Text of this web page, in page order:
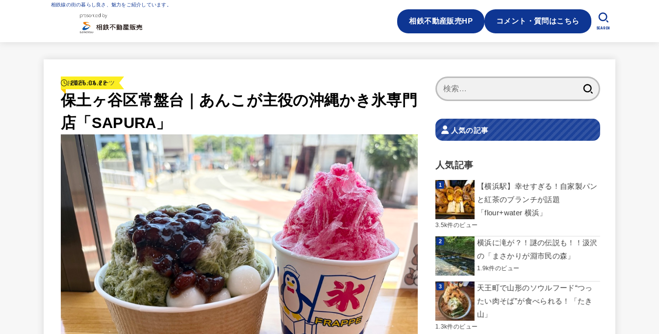
相鉄線の街の暮らし良さ、魅力をご紹介しています。
相鉄不動産販売HP コメント・質問はこちら
SEARCH
お菓子・スイーツ
2026.06.22
保土ヶ谷区常盤台｜あんこが主役の沖縄かき氷専門
店「SAPURA」
人気の記事
人気記事
【横浜駅】幸せすぎる！自家製パン
と紅茶のブランチが話題
「flour+water 横浜」
3.5k件のビュー
横浜に滝が？！謎の伝説も！！汲沢
の「まさかりが淵市民の森」
1.9k件のビュー
天王町で山形のソウルフード“つっ
たい肉そば”が食べられる！「たき
山」
1.3k件のビュー